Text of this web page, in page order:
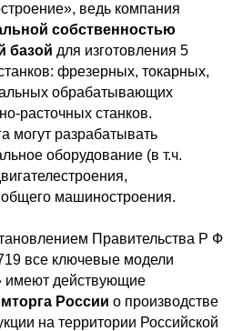
ведь компания
собственностью
базой для изготовления 5
фрезерных, токарных,
обрабатывающих
расточных станков.
могут разрабатывать
оборудование (в т.ч.
общего машиностроения.
Правительства Р Ф
все ключевые модели
действующие
России о производстве
на территории Российской